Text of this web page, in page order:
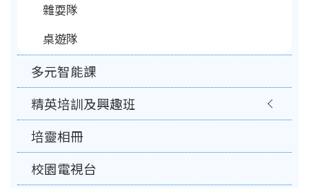
雜耍隊
桌遊隊
多元智能課
精英培訓及興趣班
培靈相冊
校園電視台